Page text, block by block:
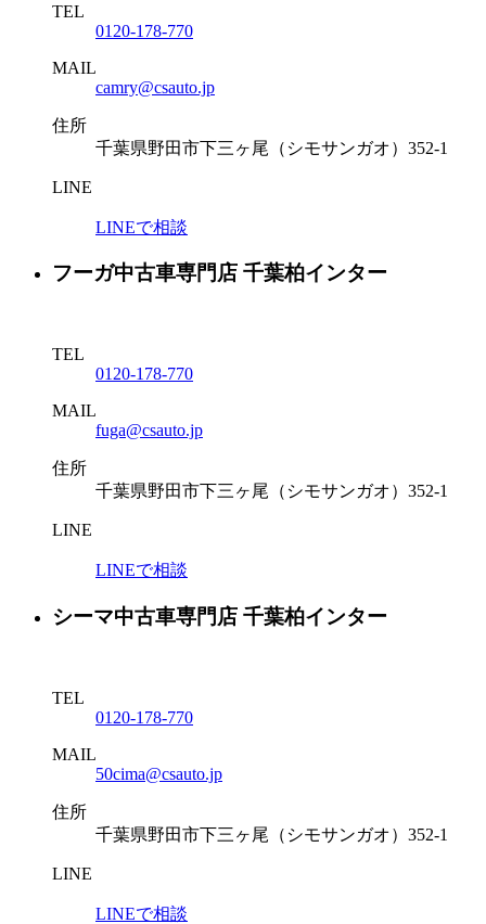
TEL
0120-178-770
MAIL
camry@csauto.jp
住所
千葉県野田市下三ヶ尾（シモサンガオ）352-1
LINE
LINEで相談
フーガ中古車専門店 千葉柏インター
TEL
0120-178-770
MAIL
fuga@csauto.jp
住所
千葉県野田市下三ヶ尾（シモサンガオ）352-1
LINE
LINEで相談
シーマ中古車専門店 千葉柏インター
TEL
0120-178-770
MAIL
50cima@csauto.jp
住所
千葉県野田市下三ヶ尾（シモサンガオ）352-1
LINE
LINEで相談